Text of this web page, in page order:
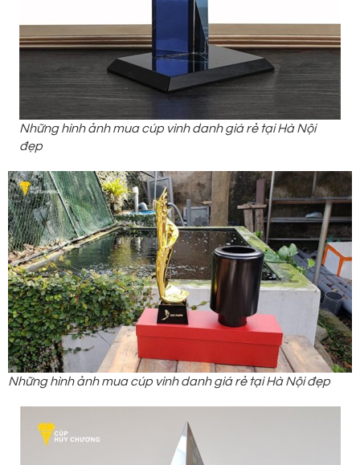
Những hình ảnh mua cúp vinh danh giá rẻ tại Hà Nội
đẹp
Những hình ảnh mua cúp vinh danh giá rẻ tại Hà Nội đẹp